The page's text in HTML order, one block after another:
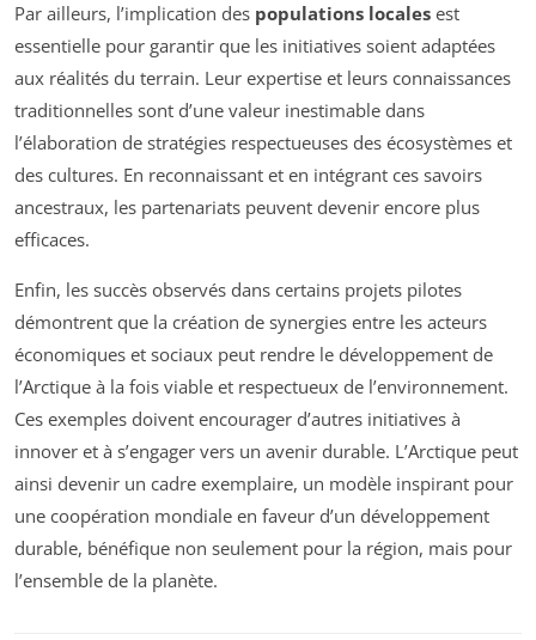
Par ailleurs, l’implication des populations locales est
essentielle pour garantir que les initiatives soient adaptées
aux réalités du terrain. Leur expertise et leurs connaissances
traditionnelles sont d’une valeur inestimable dans
l’élaboration de stratégies respectueuses des écosystèmes et
des cultures. En reconnaissant et en intégrant ces savoirs
ancestraux, les partenariats peuvent devenir encore plus
efficaces.
Enfin, les succès observés dans certains projets pilotes
démontrent que la création de synergies entre les acteurs
économiques et sociaux peut rendre le développement de
l’Arctique à la fois viable et respectueux de l’environnement.
Ces exemples doivent encourager d’autres initiatives à
innover et à s’engager vers un avenir durable. L’Arctique peut
ainsi devenir un cadre exemplaire, un modèle inspirant pour
une coopération mondiale en faveur d’un développement
durable, bénéfique non seulement pour la région, mais pour
l’ensemble de la planète.